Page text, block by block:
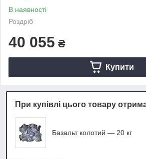
В наявності
Роздріб
40 055 ₴
Купити
При купівлі цього товару
Базальт колотий — 20 кг